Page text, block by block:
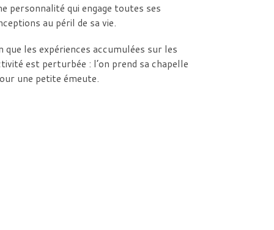
personnalité qui engage toutes ses
au péril de sa vie.
les expériences accumulées sur les
est perturbée : l’on prend sa chapelle
une petite émeute.